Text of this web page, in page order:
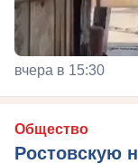
вчера в 15:30
Общество
Ростовскую